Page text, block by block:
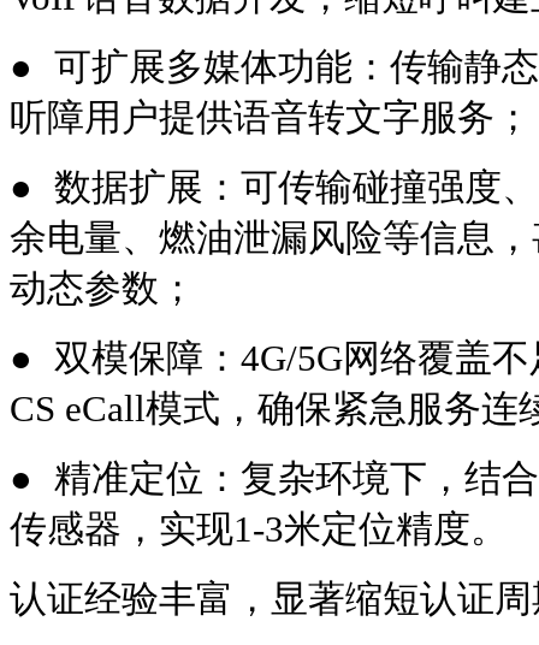
● 可扩展多媒体功能：传输静
听障用户提供语音转文字服务
● 数据扩展：可传输碰撞强度
余电量、燃油泄漏风险等信息
动态参数；
● 双模保障：4G/5G网络覆盖
CS eCall模式，确保紧急服务连
● 精准定位：复杂环境下，结
传感器，实现1-3米定位精度。
认证经验丰富，显著缩短认证